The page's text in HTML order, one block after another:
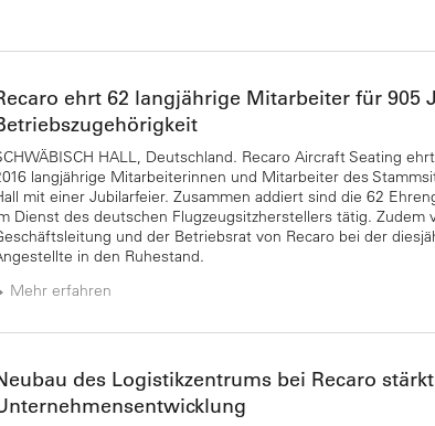
ehrt 62 langjährige Mitarbeiter für 905
HALL, Deutschland. Recaro Aircraft Seating
langjährige Mitarbeiterinnen und Mitarbeiter des
mit einer Jubilarfeier. Zusammen addiert sind die 62
Dienst des deutschen Flugzeugsitzherstellers tätig. Zudem
und der Betriebsrat von Recaro bei der
in den Ruhestand.
Mehr erfahren
des Logistikzentrums bei Recaro